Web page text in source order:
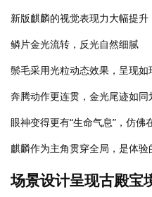
新版麒麟的视觉表现力大幅提升
鳞片金光流转，反光自然细腻
鬃毛采用光粒动态效果，呈现如
奔腾动作更连贯，金光尾迹如同
眼神变得更有“生命气息”，仿佛
麒麟作为主角贯穿全局，是体验
场景设计呈现古殿宝